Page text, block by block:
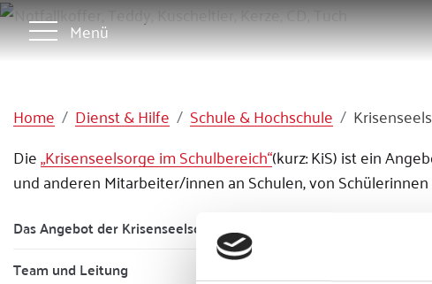
Menü
Home Dienst & Hilfe Schule & Hochschule
Die„Krisenseelsorge im Schulbereich“(kurz: KiS) ist ein
und anderen Mitarbeiter/innen an Schulen, von
Das Angebot der Krisenseelsorge in Schulen
Team und Leitung